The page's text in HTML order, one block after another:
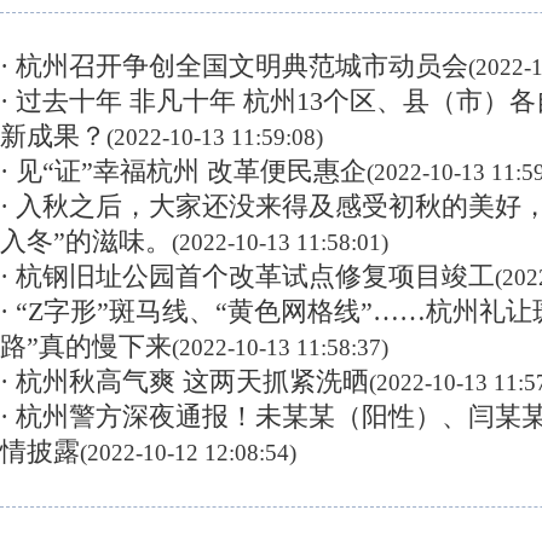
· 杭州召开争创全国文明典范城市动员会(2022-
· 过去十年 非凡十年 杭州13个区、县（市）
新成果？ (2022-10-13 11:59:08)
· 见“证”幸福杭州 改革便民惠企(2022-10-13
· 入秋之后，大家还没来得及感受初秋的美好
入冬”的滋味。 (2022-10-13 11:58:01)
· 杭钢旧址公园首个改革试点修复项目竣工
· “Z字形”斑马线、“黄色网格线”……杭州礼让
路”真的慢下来(2022-10-13 11:58:37)
· 杭州秋高气爽 这两天抓紧洗晒(2022-10-13
· 杭州警方深夜通报！未某某（阳性）、闫某
情披露(2022-10-12 12:08:54)